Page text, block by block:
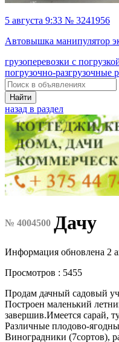
5 августа 9:33 № 3241956
Автовышка манипулятор
грузоперевозки с
погрузочно-разгрузочные
Найти
назад в раздел
№ 4004500 Дачу
Информация обновлена 2
Просмотров : 5455
Продам дачный садовый
Построен маленький
завершив.Имеется сарай,
Различные плодово-
Виноградники (7сортов),